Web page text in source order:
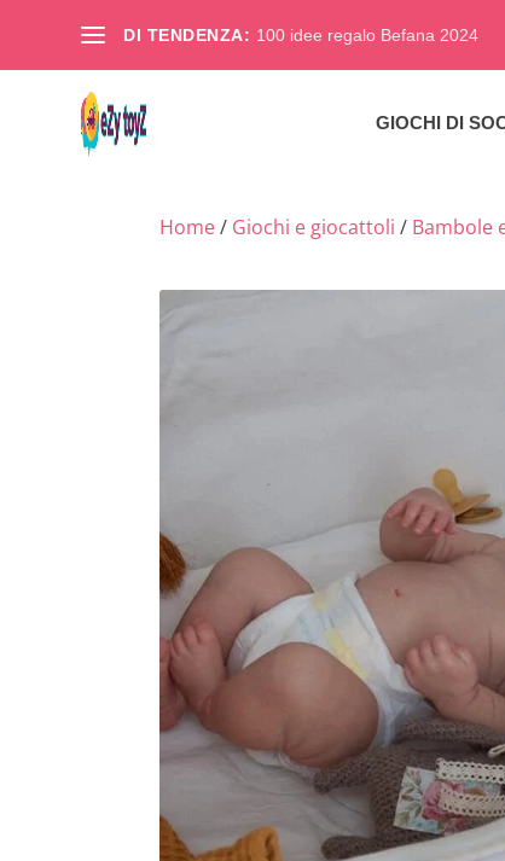
DI TENDENZA: 100 idee regalo Befana 2024
GIOCHI DI
Home/ Giochi e giocattoli / Bambole